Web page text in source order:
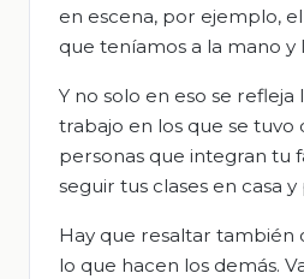
en escena, por ejemplo,
que teníamos a la mano y
Y no solo en eso se
trabajo en los que se
personas que integran tu
seguir tus clases en casa
Hay que resaltar también
lo que hacen los demás.